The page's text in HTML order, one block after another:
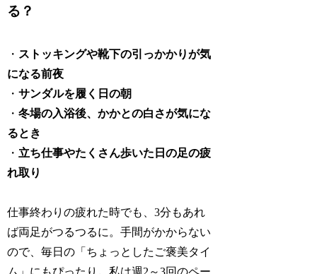
る？
・ ストッキングや靴下の引っかかりが気
になる前夜
・サンダルを履く日の朝
・冬場の入浴後、かかとの白さが気にな
るとき
・ 立ち仕事やたくさん歩いた日の足の疲
れ取り
仕事終わりの疲れた時でも、3分もあれ
ば両足がつるつるに。手間がかからない
ので、毎日の「ちょっとしたご褒美タイ